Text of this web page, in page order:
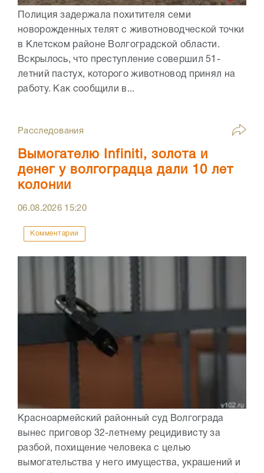
Полиция задержала похитителя семи
новорожденных телят с животноводческой точки
в Клетском районе Волгоградской области.
Вскрылось, что преступление совершил 51-
летний пастух, которого животновод принял на
работу. Как сообщили в...
Расследования
Вымогателю Infiniti, золота и
денег у волгоградца дали 10 лет
колонии
06.08.2026 15:20
Комментарии
Красноармейский районный суд Волгограда
вынес приговор 32-летнему рецидивисту за
разбой, похищение человека с целью
вымогательства у него имущества, украшений и